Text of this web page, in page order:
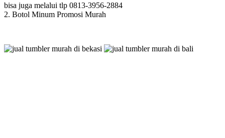
bisa juga melalui tlp 0813-3956-2884
2. Botol Minum Promosi Murah